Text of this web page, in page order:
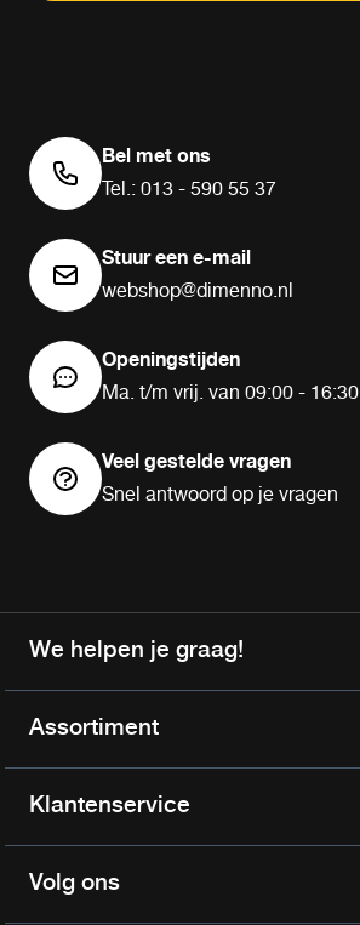
Bel met ons
Tel.: 013 - 590 55 37
Stuur een e-mail
webshop@dimenno.nl
Openingstijden
Ma. t/m vrij. van 09:00 - 16:30
Veel gestelde vragen
Snel antwoord op je vragen
We helpen je graag!
Assortiment
Klantenservice
Volg ons